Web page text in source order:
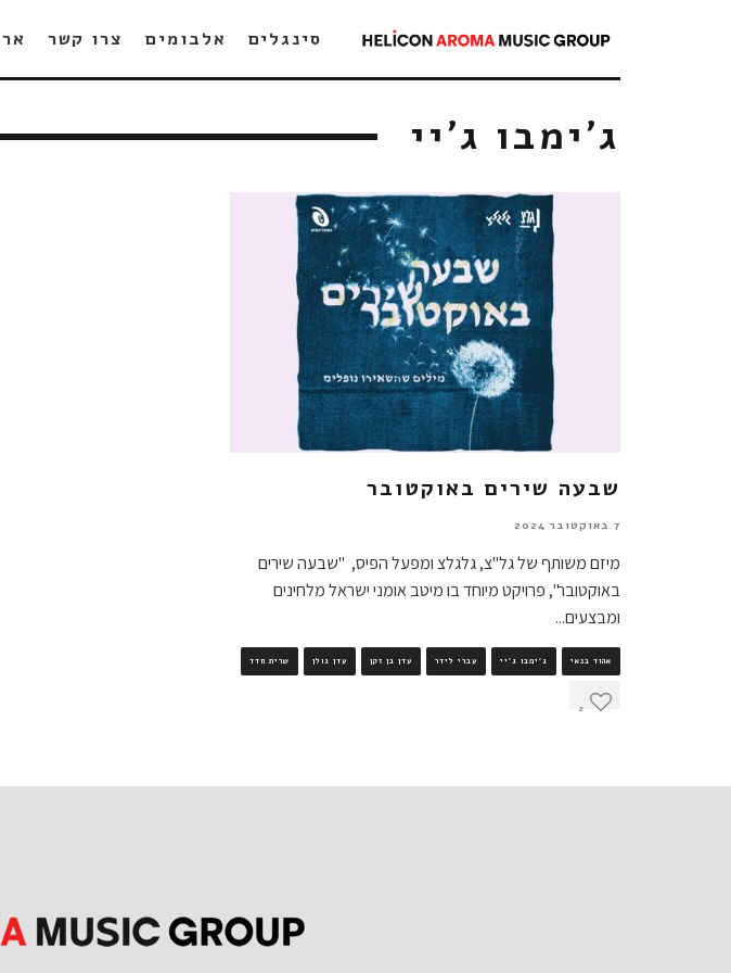
סינגלים אלבומים צרו קשר
ג'ימבו ג'יי
שבעה שירים באוקטובר
7 באוקטובר 2024
מיזם משותף של גל"צ, גלגלצ ומפעל הפיס, "שבעה שירים
באוקטובר", פרויקט מיוחד בו מיטב אומני ישראל מלחינים
ומבצעים...
אהוד בנאי ג'ימבו ג'יי עברי לידר עדן בן זקן עדן גולן שרית חדד
2